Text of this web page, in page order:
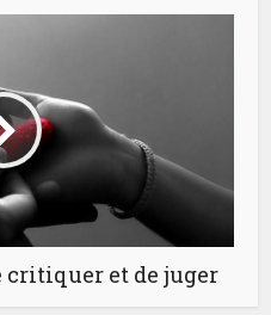
critiquer et de juger